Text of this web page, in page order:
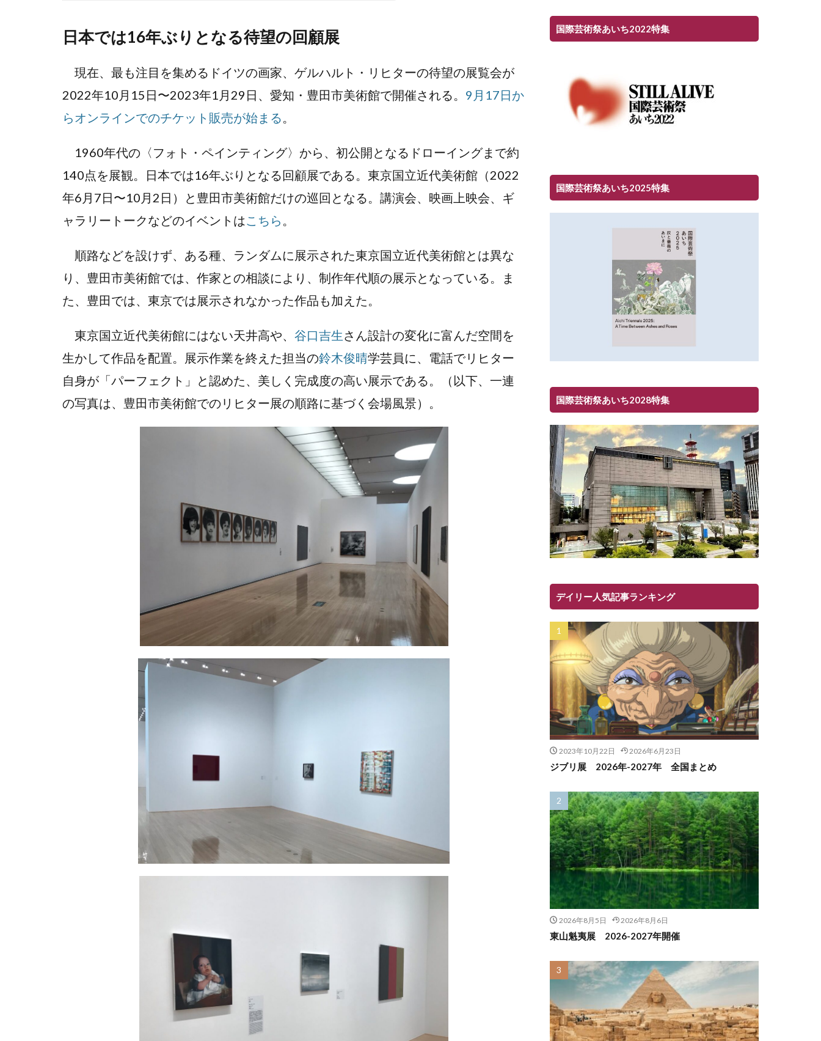
日本では16年ぶりとなる待望の回顧展
現在、最も注目を集めるドイツの画家、ゲルハルト・リヒターの待望の展覧会が
2022年10月15日〜2023年1月29日、愛知・豊田市美術館で開催される。 9月17日か
らオンラインでのチケット販売が始まる。
1960年代の〈フォト・ペインティング〉から、初公開となるドローイングまで約
140点を展観。日本では16年ぶりとなる回顧展である。東京国立近代美術館（2022
年6月7日〜10月2日）と豊田市美術館だけの巡回となる。講演会、映画上映会、ギ
ャラリートークなどのイベントはこちら 。
順路などを設けず、ある種、ランダムに展示された東京国立近代美術館とは異な
り、豊田市美術館では、作家との相談により、制作年代順の展示となっている。ま
た、豊田では、東京では展示されなかった作品も加えた。
東京国立近代美術館にはない天井高や、 谷口吉生さん設計の変化に富んだ空間を
生かして作品を配置。展示作業を終えた担当の鈴木俊晴学芸員に、電話でリヒター
自身が「パーフェクト」と認めた、美しく完成度の高い展示である。（以下、一連
の写真は、豊田市美術館でのリヒター展の順路に基づく会場風景）。
国際芸術祭あいち2022特集
国際芸術祭あいち2025特集
国際芸術祭あいち2028特集
デイリー人気記事ランキング
2023年10月22日 2026年6月23日
ジブリ展 2026年-2027年 全国まとめ
2026年8月5日 2026年8月6日
東山魁夷展 2026-2027年開催